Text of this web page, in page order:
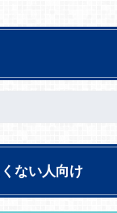
ない人向け